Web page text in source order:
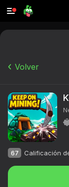
Volver
67 Calificación